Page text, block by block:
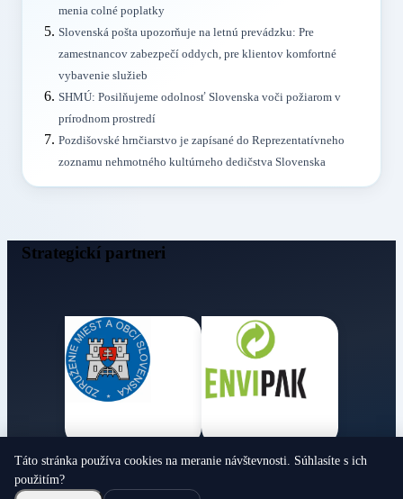
menia colné poplatky
Slovenská pošta upozorňuje na letnú prevádzku: Pre
zamestnancov zabezpečí oddych, pre klientov komfortné
vybavenie služieb
SHMÚ: Posilňujeme odolnosť Slovenska voči požiarom v
prírodnom prostredí
Pozdišovské hrnčiarstvo je zapísané do Reprezentatívneho
zoznamu nehmotného kultúrneho dedičstva Slovenska
Strategickí partneri
Obecné noviny
Táto stránka používa cookies na meranie návštevnosti. Súhlasíte s ich
použitím?